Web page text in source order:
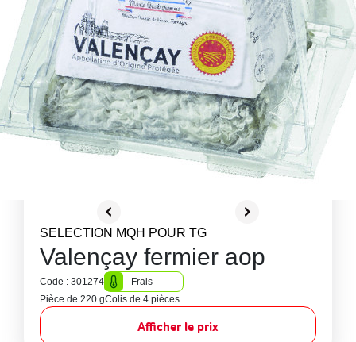
SELECTION MQH POUR TG
Valençay fermier aop
Code : 301274
Frais
Pièce de 220 gColis de 4 pièces
Afficher le prix